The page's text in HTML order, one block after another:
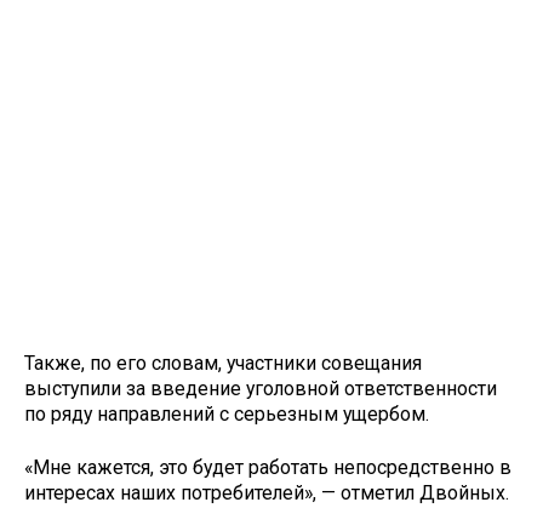
Также, по его словам, участники совещания
выступили за введение уголовной ответственности
по ряду направлений с серьезным ущербом.
«Мне кажется, это будет работать непосредственно в
интересах наших потребителей», — отметил Двойных.